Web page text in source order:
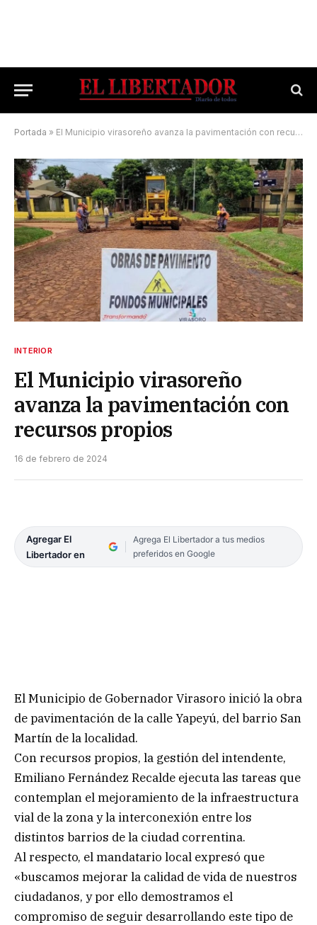
Portada » El Municipio virasoreño avanza la pavimentación con recursos propios
INTERIOR
El Municipio virasoreño
avanza la pavimentación con
recursos propios
16 de febrero de 2024
Agregar El
Libertador en
Agrega El Libertador a tus medios
preferidos en Google
El Municipio de Gobernador Virasoro inició la obra
de pavimentación de la calle Yapeyú, del barrio San
Martín de la localidad.
Con recursos propios, la gestión del intendente,
Emiliano Fernández Recalde ejecuta las tareas que
contemplan el mejoramiento de la infraestructura
vial de la zona y la interconexión entre los
distintos barrios de la ciudad correntina.
Al respecto, el mandatario local expresó que
«buscamos mejorar la calidad de vida de nuestros
ciudadanos, y por ello demostramos el
compromiso de seguir desarrollando este tipo de